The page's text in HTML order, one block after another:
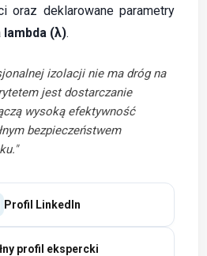
oraz deklarowane parametry
lambda (λ).
izolacji nie ma dróg na
jest dostarczanie
wysoką efektywność
bezpieczeństwem
Profil LinkedIn
profil ekspercki